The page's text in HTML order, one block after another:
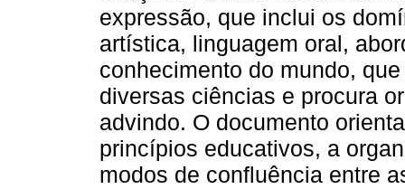
expressão, que inclui os
artística, linguagem oral,
conhecimento do mundo,
diversas ciências e procura
advindo. O documento
princípios educativos, a
modos de confluência entre